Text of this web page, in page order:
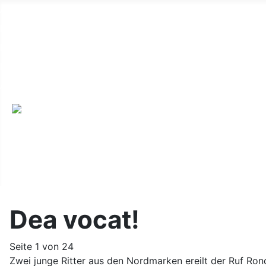
Dea vocat!
Seite 1 von 24
Zwei junge Ritter aus den Nordmarken ereilt der Ruf